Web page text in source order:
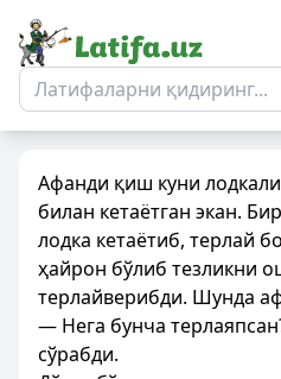
Афанди қиш куни
билан кетаётган экан.
лодка кетаётиб, терлай
ҳайрон бўлиб тезликни
терлайверибди. Шунда
— Нега бунча
сўрабди.